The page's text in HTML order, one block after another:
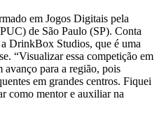
em Jogos Digitais pela
de São Paulo (SP). Conta
DrinkBox Studios, que é uma
“Visualizar essa competição em
avanço para a região, pois
em grandes centros. Fiquei
como mentor e auxiliar na